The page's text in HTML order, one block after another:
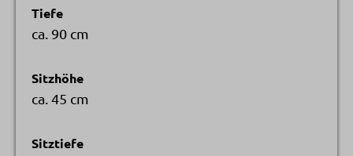
Tiefe
ca. 90 cm
Sitzhöhe
ca. 45 cm
Sitztiefe